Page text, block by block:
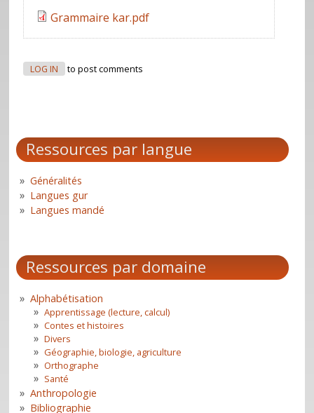
Grammaire kar.pdf
LOG IN to post comments
Ressources par langue
Généralités
Langues gur
Langues mandé
Ressources par domaine
Alphabétisation
Apprentissage (lecture, calcul)
Contes et histoires
Divers
Géographie, biologie, agriculture
Orthographe
Santé
Anthropologie
Bibliographie